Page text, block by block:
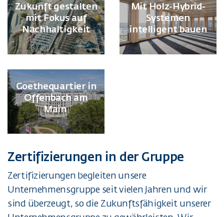
Zukunft gestalten
mit Fokus auf
Nachhaltigkeit
Mit Holz-Hybrid-
Systemen
intelligent bauen
Goethequartier in
Offenbach am
Main
Zertifizierungen in der Gruppe
Zertifizierungen begleiten unsere
Unternehmensgruppe seit vielen Jahren und wir
sind überzeugt, so die Zukunftsfähigkeit unserer